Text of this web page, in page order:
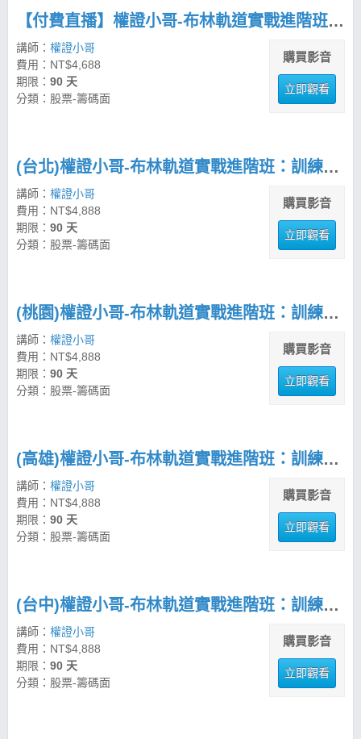
【付費直播】權證小哥-布林軌道實戰進階班：訓練你的盤勢決策力
講師： 權證小哥
費用：NT$4,688
期限： 90 天
分類：股票-籌碼面
購買影音
立即觀看
(台北)權證小哥-布林軌道實戰進階班：訓練你的盤勢決策力
講師： 權證小哥
費用：NT$4,888
期限： 90 天
分類：股票-籌碼面
購買影音
立即觀看
(桃園)權證小哥-布林軌道實戰進階班：訓練你的盤勢決策力
講師： 權證小哥
費用：NT$4,888
期限： 90 天
分類：股票-籌碼面
購買影音
立即觀看
(高雄)權證小哥-布林軌道實戰進階班：訓練你的盤勢決策力
講師： 權證小哥
費用：NT$4,888
期限： 90 天
分類：股票-籌碼面
購買影音
立即觀看
(台中)權證小哥-布林軌道實戰進階班：訓練你的盤勢決策力
講師： 權證小哥
費用：NT$4,888
期限： 90 天
分類：股票-籌碼面
購買影音
立即觀看